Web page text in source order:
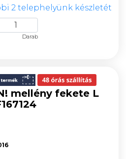
2 telephelyünk készletét
Darab
mellény fekete L